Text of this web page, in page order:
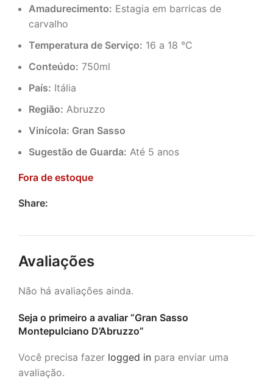
Amadurecimento: Estagia em barricas de
carvalho
Temperatura de Serviço: 16 a 18 °C
Conteúdo: 750ml
País: Itália
Região: Abruzzo
Vinícola: Gran Sasso
Sugestão de Guarda: Até 5 anos
Fora de estoque
Share:
Avaliações
Não há avaliações ainda.
Seja o primeiro a avaliar “Gran Sasso
Montepulciano D’Abruzzo”
Você precisa fazer logged in para enviar uma
avaliação.